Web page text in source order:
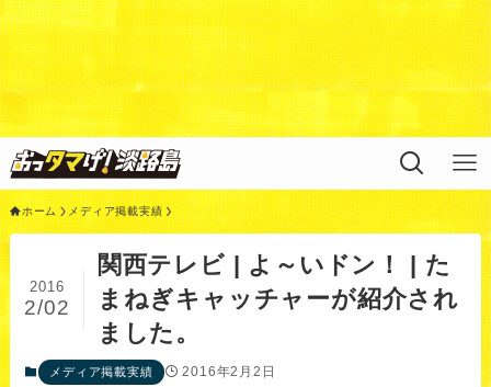
Warning
: Undefined variable $query in
/home/xs311788/uzunokuni.com/public_html/ottamag
e/wp/wp-content/themes/swell_child/functions.phpon
line 44
ホーム メディア掲載実績
関西テレビ | よ～いドン！ | た
まねぎキャッチャーが紹介され
ました。
2016
2/02
メディア掲載実績 2016年2月2日